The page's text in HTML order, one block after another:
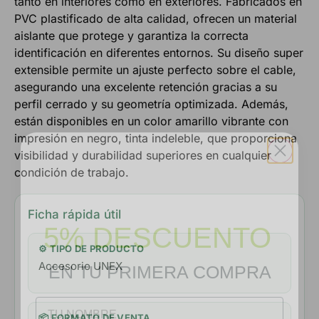
PVC plastificado de alta calidad, ofrecen un material
aislante que protege y garantiza la correcta
identificación en diferentes entornos. Su diseño super
extensible permite un ajuste perfecto sobre el cable,
asegurando una excelente retención gracias a su
perfil cerrado y su geometría optimizada. Además,
están disponibles en un color amarillo vibrante con
impresión en negro, tinta indeleble, que proporciona
visibilidad y durabilidad superiores en cualquier
condición de trabajo.
Ficha rápida útil
⚙️ TIPO DE PRODUCTO
Accesorio UNEX
5% DESCUENTO
EN TU PRIMERA COMPRA
NOMBRE